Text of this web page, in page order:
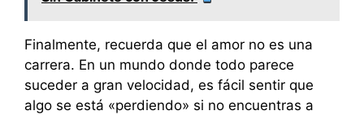
Finalmente, recuerda que el amor no es una
carrera. En un mundo donde todo parece
suceder a gran velocidad, es fácil sentir que
algo se está «perdiendo» si no encuentras a